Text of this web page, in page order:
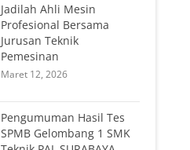
Jadilah Ahli Mesin
Profesional Bersama
Jurusan Teknik
Pemesinan
Maret 12, 2026
Pengumuman Hasil Tes
SPMB Gelombang 1 SMK